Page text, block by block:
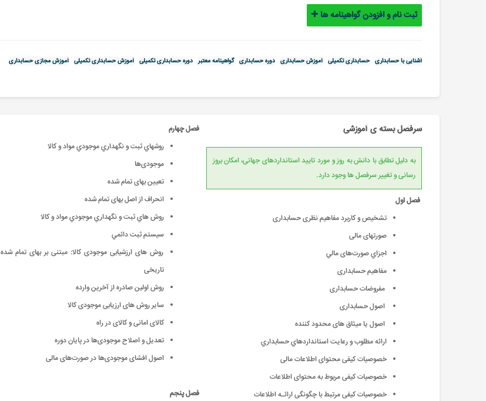
ثبت نام و افزودن گواهینامه ها
آشنایی با حسابداری حسابداری تکمیلی آموزش حسابداری دوره حسابداری گواهینامه معتبر دوره حسابداری تکمیلی آموزش حسابداری تکمیلی آموزش مجازی حسابداری
سرفصل بسته ی آموزشی
به دلیل تطابق با دانش به روز و مورد تایید استانداردهای جهانی، امکان بروز
رسانی و تغییر سرفصل ها وجود دارد.
فصل اول
تشخیص و کاربرد مفاهیم نظری حسابداری
صورتهای مالی
اجزاي‌ صورت‌های مالي‌
مفاهیم حسابداری
مفروضات حسابداری
اصول حسابداری
اصول یا میثاق های محدود کننده
ارائه‌ مطلوب‌ و رعايت‌ استانداردهاي‌ حسابداري‌
خصوصیات کیفی محتوای اطلاعات مالی
خصوصیات کیفی مربوط به محتوای اطلاعات
خصوصیات‌ کیفی‌ مرتبط‌ با چگونگی ارائـه‌ اطلاعات‌
فصل چهارم
روشهاي ثبت و نگهداري موجودي مواد و کالا
موجودی‌ها
تعیین بهای تمام شده
انحراف از اصل بهای تمام شده
روش هاي ثبت و نگهداري موجودي مواد و کالا
سيستم ثبت دائمي
روش های ارزشیابی موجودی کالا: مبتنی بر بهای تمام شده
تاریخی
روش اولین صادره از آخرین وارده
سایر روش های ارزیابی موجودی کالا
کالای امانی و کالای در راه
تعدیل و اصلاح موجودی‌ها در پایان دوره
اصول افشای موجودی‌ها در صورت‌های مالی
فصل پنجم